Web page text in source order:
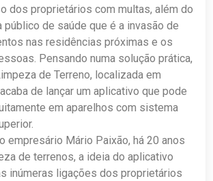
dos proprietários com multas, além do
público de saúde que é a invasão de
nas residências próximas e os
Pensando numa solução prática,
de Terreno, localizada em
de lançar um aplicativo que pode
em aparelhos com sistema
empresário Mário Paixão, há 20 anos
de terrenos, a ideia do aplicativo
inúmeras ligações dos proprietários